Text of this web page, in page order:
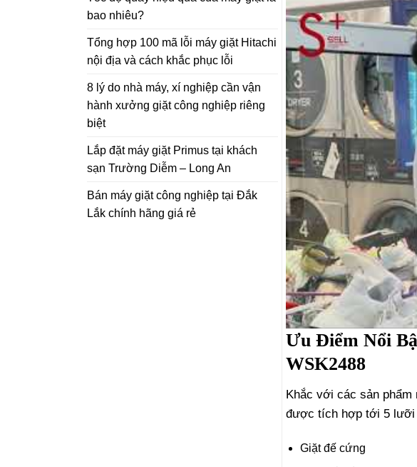
bao nhiêu?
Tổng hợp 100 mã lỗi máy giặt Hitachi
nội địa và cách khắc phục lỗi
8 lý do nhà máy, xí nghiệp cần vận
hành xưởng giặt công nghiệp riêng
biệt
Lắp đặt máy giặt Primus tại khách
sạn Trường Diễm – Long An
Bán máy giặt công nghiệp tại Đắk
Lắk chính hãng giá rẻ
Ưu Điểm Nổi
WSK2488
Khắc với các sản
được tích hợp tới 5 lưỡi
Giặt đế cứng